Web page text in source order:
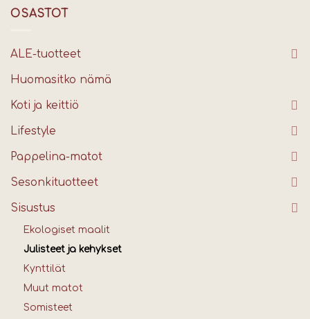
OSASTOT
ALE-tuotteet
Huomasitko nämä
Koti ja keittiö
Lifestyle
Pappelina-matot
Sesonkituotteet
Sisustus
Ekologiset maalit
Julisteet ja kehykset
Kynttilät
Muut matot
Somisteet